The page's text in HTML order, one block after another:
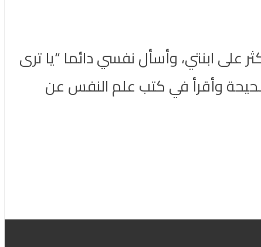
على ابنتي، وأسأل نفسي دائما “يا ترى
وأقرأ في كتب علم النفس عن